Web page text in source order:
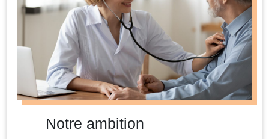
Notre ambition